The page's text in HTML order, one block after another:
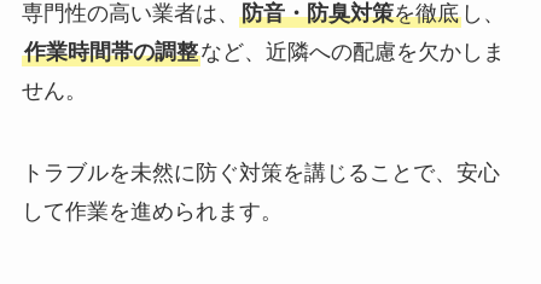
専門性の高い業者は、 防音・防臭対策を徹底し、
作業時間帯の調整など、近隣への配慮を欠かしま
せん。
トラブルを未然に防ぐ対策を講じることで、安心
して作業を進められます。